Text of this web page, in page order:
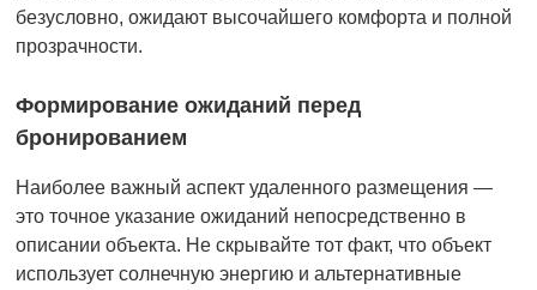
безусловно, ожидают высочайшего комфорта и полной
прозрачности.
Формирование ожиданий перед
бронированием
Наиболее важный аспект удаленного размещения —
это точное указание ожиданий непосредственно в
описании объекта. Не скрывайте тот факт, что объект
использует солнечную энергию и альтернативные